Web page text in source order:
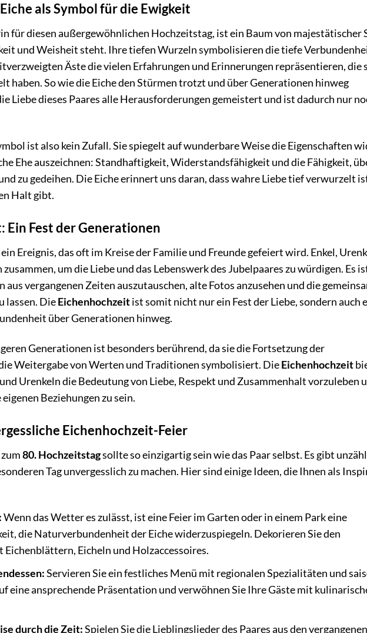
als Symbol für die Ewigkeit
für diesen außergewöhnlichen Hochzeitstag, ist ein Baum von majestätischer
und Weisheit steht. Ihre tiefen Wurzeln symbolisieren die tiefe
Äste die vielen Erfahrungen und Erinnerungen repräsentieren, die
haben. So wie die Eiche den Stürmen trotzt und über Generationen hinweg
Liebe dieses Paares alle Herausforderungen gemeistert und ist dadurch nur
ist also kein Zufall. Sie spiegelt auf wunderbare Weise die Eigenschaften
Ehe auszeichnen: Standhaftigkeit, Widerstandsfähigkeit und die Fähigkeit,
zu gedeihen. Die Eiche erinnert uns daran, dass wahre Liebe tief verwurzelt
Halt gibt.
Ein Fest der Generationen
Ereignis, das oft im Kreise der Familie und Freunde gefeiert wird. Enkel,
um die Liebe und das Lebenswerk des Jubelpaares zu würdigen. Es
aus vergangenen Zeiten auszutauschen, alte Fotos anzusehen und die
lassen. DieEichenhochzeitist somit nicht nur ein Fest der Liebe, sondern auch
über Generationen hinweg.
Generationen ist besonders berührend, da sie die Fortsetzung der
Weitergabe von Werten und Traditionen symbolisiert. DieEichenhochzeit
Urenkeln die Bedeutung von Liebe, Respekt und Zusammenhalt vorzuleben
Beziehungen zu sein.
Eichenhochzeit-Feier
80. Hochzeitstagsollte so einzigartig sein wie das Paar selbst. Es gibt
Tag unvergesslich zu machen. Hier sind einige Ideen, die Ihnen als
Wenn das Wetter es zulässt, ist eine Feier im Garten oder in einem Park eine
die Naturverbundenheit der Eiche widerzuspiegeln. Dekorieren Sie den
Eicheln und Holzaccessoires.
Servieren Sie ein festliches Menü mit regionalen Spezialitäten und
eine ansprechende Präsentation und verwöhnen Sie Ihre Gäste mit
durch die Zeit:Spielen Sie die Lieblingslieder des Paares aus den vergangenen